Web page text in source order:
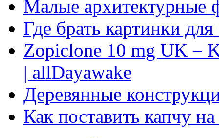
Малые архитектурные
Где брать картинки
Zopiclone 10 mg UK –
| allDayawake
Деревянные
Как поставить капчу